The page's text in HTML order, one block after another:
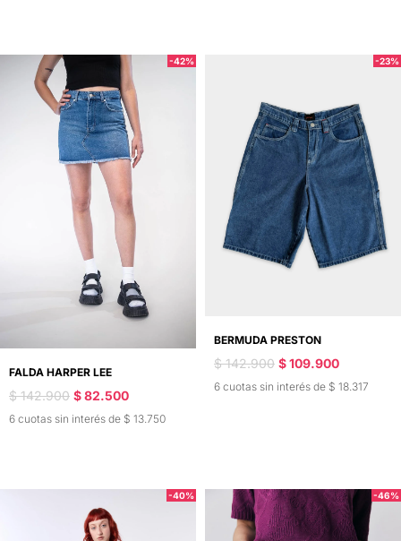
-42%
FALDA HARPER LEE
$ 142.900 $ 82.500
6 cuotas sin interés de $ 13.750
-23%
BERMUDA PRESTON
$ 142.900 $ 109.900
6 cuotas sin interés de $ 18.317
-40% -46%